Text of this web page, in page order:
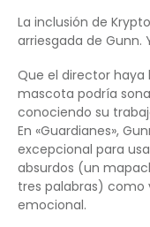
La inclusión de
arriesgada de
Que el director haya
mascota podría
conociendo su
En «Guardianes»,
excepcional para
absurdos (un
tres palabras) como
emocional.